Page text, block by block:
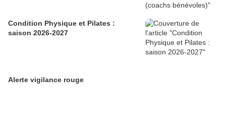
Condition Physique et Pilates :
saison 2026-2027
Alerte vigilance rouge